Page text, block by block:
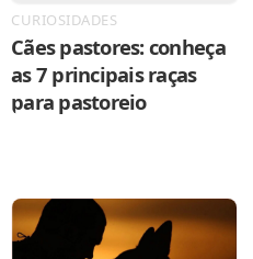
CURIOSIDADES
Cães pastores: conheça
as 7 principais raças
para pastoreio